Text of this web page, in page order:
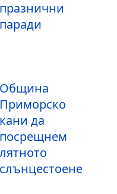
празнични
паради
Община
Приморско
кани да
посрещнем
лятното
слънцестоене